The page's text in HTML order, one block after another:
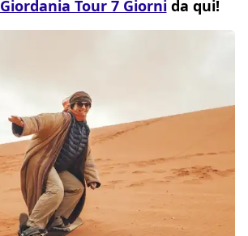
Giordania Tour 7 Giornida qui!